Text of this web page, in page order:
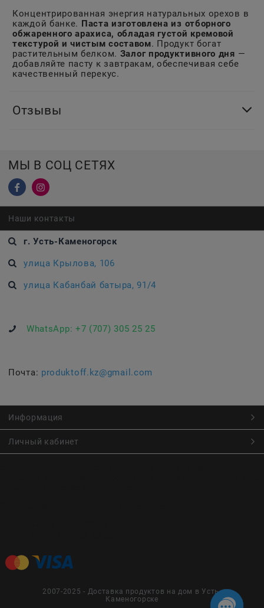
Концентрированная энергия натуральных орехов в
каждой банке. Паста изготовлена из отборного
обжаренного арахиса, обладая густой кремовой
текстурой и чистым составом. Продукт богат
растительным белком. Залог продуктивного дня —
добавляйте пасту к завтракам, обеспечивая себе
качественный перекус.
Отзывы
МЫ В СОЦ СЕТЯХ
Наши контакты
г. Усть-Каменогорск
улица Крылова, 106
улица Кабанбай батыра, 91/4
WhatsApp: +7 (707) 305 25 25
Почта: produktoff.kz@gmail.com
Информация
Личный кабинет
2007-2025 - Доставка продуктов на дом в Усть-
Каменогорске